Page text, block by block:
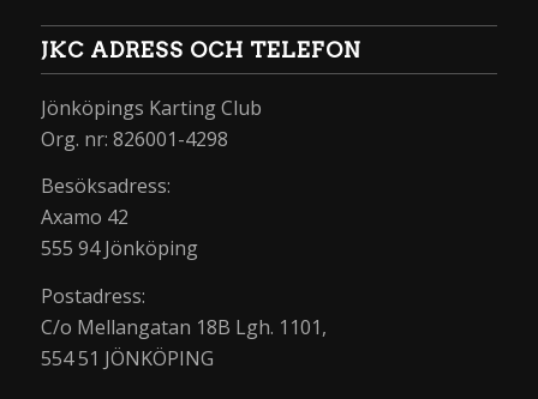
JKC ADRESS OCH TELEFON
Jönköpings Karting Club
Org. nr: 826001-4298
Besöksadress:
Axamo 42
555 94 Jönköping
Postadress:
C/o Mellangatan 18B Lgh. 1101,
554 51 JÖNKÖPING